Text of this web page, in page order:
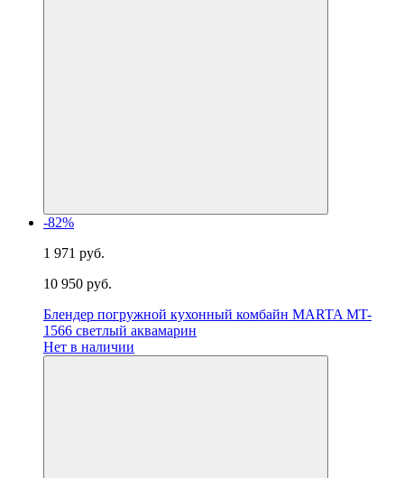
-82%
1 971 руб.
10 950 руб.
Блендер погружной кухонный комбайн MARTA MT-
1566 светлый аквамарин
Нет в наличии